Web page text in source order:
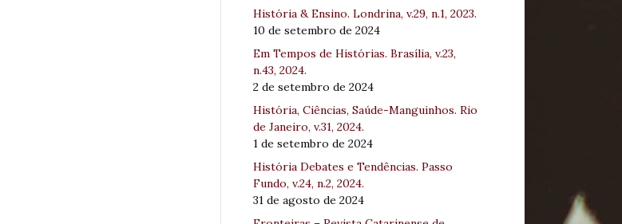
História & Ensino. Londrina, v.29, n.1, 2023.
10 de setembro de 2024
Em Tempos de Histórias. Brasília, v.23,
n.43, 2024.
2 de setembro de 2024
História, Ciências, Saúde-Manguinhos. Rio
de Janeiro, v.31, 2024.
1 de setembro de 2024
História Debates e Tendências. Passo
Fundo, v.24, n.2, 2024.
31 de agosto de 2024